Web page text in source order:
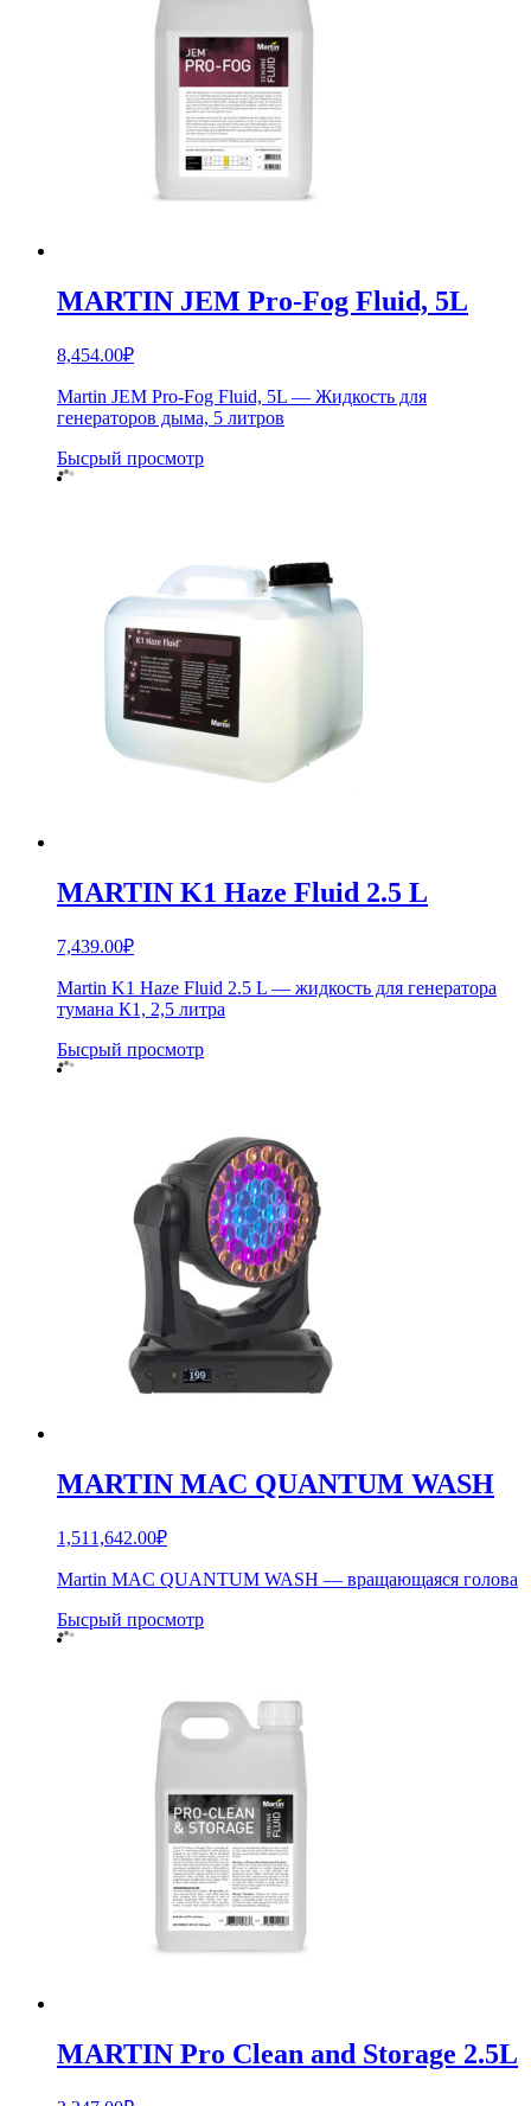
MARTIN JEM Pro-Fog Fluid, 5L
8,454.00₽
Martin JEM Pro-Fog Fluid, 5L — Жидкость для
генераторов дыма, 5 литров
Бысрый просмотр
MARTIN K1 Haze Fluid 2.5 L
7,439.00₽
Martin K1 Haze Fluid 2.5 L — жидкость для генератора
тумана К1, 2,5 литра
Бысрый просмотр
MARTIN MAC QUANTUM WASH
1,511,642.00₽
Martin MAC QUANTUM WASH — вращающаяся голова
Бысрый просмотр
MARTIN Pro Clean and Storage 2.5L